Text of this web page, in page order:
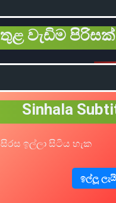
තුළ වැඩිම
Sinhala
ඉල්ලා සිටිය හැක
ඉල්ලූ